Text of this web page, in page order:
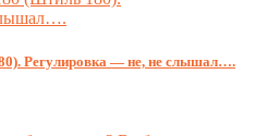
Регулировка — не, не слышал….